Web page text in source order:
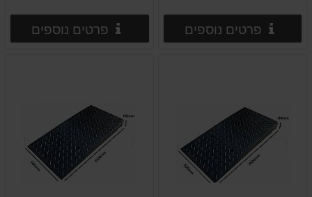
פרטים נוספים פרטים נוספיםפרטים נוספים